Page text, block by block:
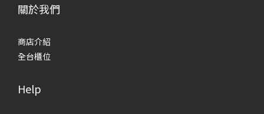
關於我們
商店介紹
全台櫃位
Help